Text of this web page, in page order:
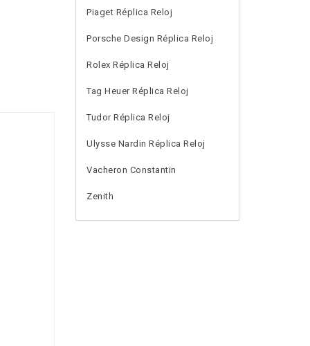
Piaget Réplica Reloj
Porsche Design Réplica Reloj
Rolex Réplica Reloj
Tag Heuer Réplica Reloj
Tudor Réplica Reloj
Ulysse Nardin Réplica Reloj
Vacheron Constantin
Zenith